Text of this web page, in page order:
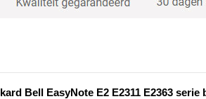
Bell EasyNote E2 E2311 E2363